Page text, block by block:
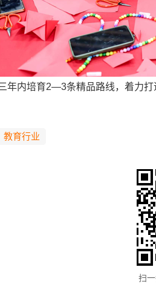
年内培育2—3条精品路线，着力打
教育行业
扫